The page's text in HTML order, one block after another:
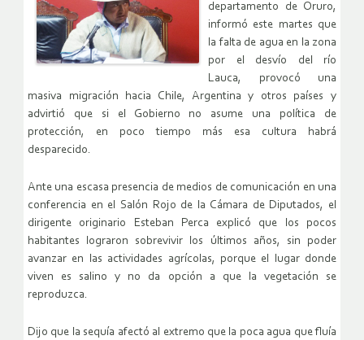
departamento de Oruro,
informó este martes que
la falta de agua en la zona
por el desvío del río
Lauca, provocó una
masiva migración hacia Chile, Argentina y otros países y
advirtió que si el Gobierno no asume una política de
protección, en poco tiempo más esa cultura habrá
desparecido.
Ante una escasa presencia de medios de comunicación en una
conferencia en el Salón Rojo de la Cámara de Diputados, el
dirigente originario Esteban Perca explicó que los pocos
habitantes lograron sobrevivir los últimos años, sin poder
avanzar en las actividades agrícolas, porque el lugar donde
viven es salino y no da opción a que la vegetación se
reproduzca.
Dijo que la sequía afectó al extremo que la poca agua que fluía